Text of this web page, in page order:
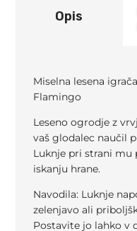
Opis
Miselna lesena
Flamingo
Leseno ogrodje z
vaš glodalec naučil
Luknje pri strani
iskanju hrane.
Navodila: Luknje
zelenjavo ali
Postavite jo lahko v